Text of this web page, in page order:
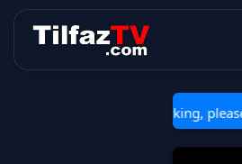
stopped or not working, please